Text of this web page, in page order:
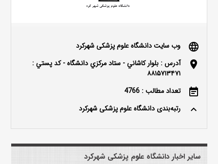
language وب سایت دانشگاه علوم پزشکی شهرکرد
location_on
آدرس : بلوار كاشاني - ستاد مركزي دانشگاه - كد پستي :
۸۸۱۵۷۱۳۴۷۱
event_note تعداد مطالب : 4766
keyboard_arrow_up رتبه‌بندی دانشگاه علوم پزشکی شهرکرد
سایر اخبار دانشگاه علوم پزشکی شهرکرد